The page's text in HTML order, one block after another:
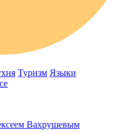
Туризм Языки
Вахрушевым